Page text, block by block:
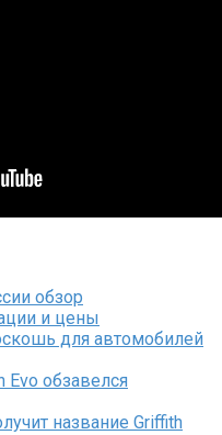
обзор
и цены
для автомобилей
Evo обзавелся
название Griffith